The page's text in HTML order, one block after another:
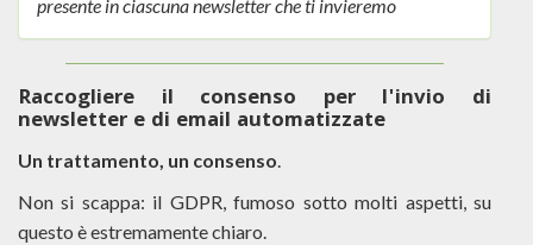
presente in ciascuna newsletter che ti invieremo
Raccogliere il consenso per l'invio di
newsletter e di email automatizzate
Un trattamento, un consenso.
Non si scappa: il GDPR, fumoso sotto molti aspetti, su
questo è estremamente chiaro.